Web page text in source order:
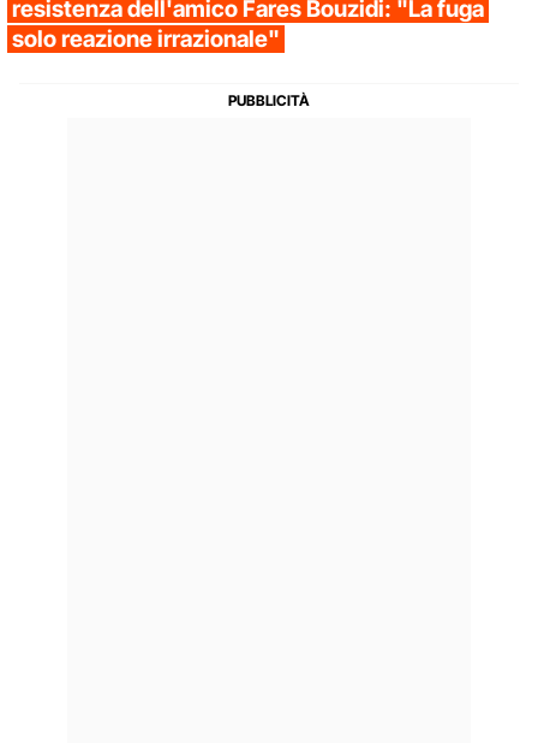
resistenza dell'amico Fares Bouzidi: "La fuga
solo reazione irrazionale"